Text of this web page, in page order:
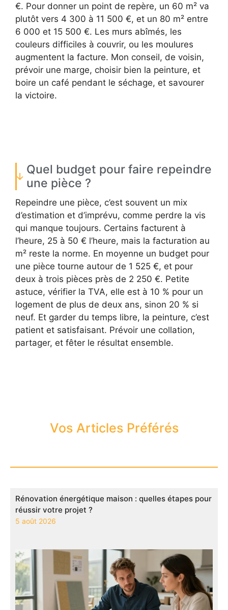
€. Pour donner un point de repère, un 60 m² va
plutôt vers 4 300 à 11 500 €, et un 80 m² entre
6 000 et 15 500 €. Les murs abîmés, les
couleurs difficiles à couvrir, ou les moulures
augmentent la facture. Mon conseil, de voisin,
prévoir une marge, choisir bien la peinture, et
boire un café pendant le séchage, et savourer
la victoire.
Quel budget pour faire repeindre
une pièce ?
Repeindre une pièce, c’est souvent un mix
d’estimation et d’imprévu, comme perdre la vis
qui manque toujours. Certains facturent à
l’heure, 25 à 50 € l’heure, mais la facturation au
m² reste la norme. En moyenne un budget pour
une pièce tourne autour de 1 525 €, et pour
deux à trois pièces près de 2 250 €. Petite
astuce, vérifier la TVA, elle est à 10 % pour un
logement de plus de deux ans, sinon 20 % si
neuf. Et garder du temps libre, la peinture, c’est
patient et satisfaisant. Prévoir une collation,
partager, et fêter le résultat ensemble.
Vos Articles Préférés
Rénovation énergétique maison : quelles étapes pour
réussir votre projet ?
5 août 2026